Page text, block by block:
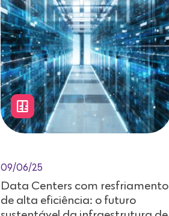
09/06/25
Data Centers com resfriamento
de alta eficiência: o futuro